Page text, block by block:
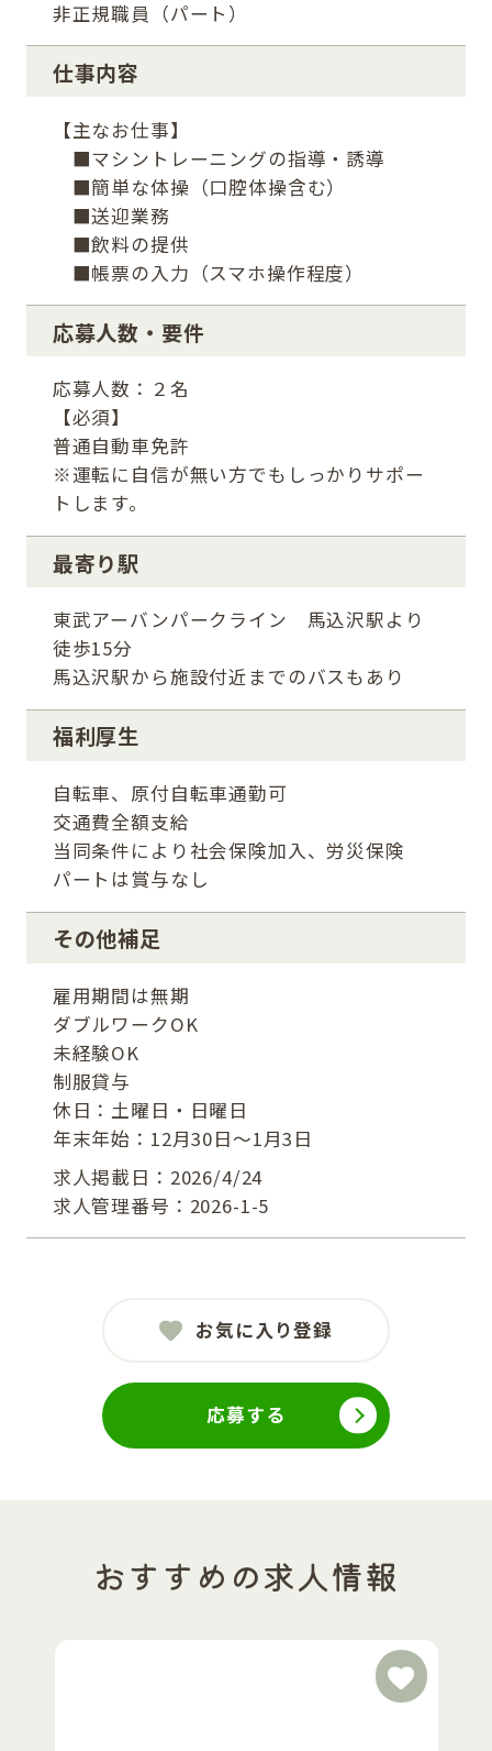
非正規職員（パート）
仕事内容
【主なお仕事】
■マシントレーニングの指導・誘導
■簡単な体操（口腔体操含む）
■送迎業務
■飲料の提供
■帳票の入力（スマホ操作程度）
応募人数・要件
応募人数：２名
【必須】
普通自動車免許
※運転に自信が無い方でもしっかりサポー
トします。
最寄り駅
東武アーバンパークライン 馬込沢駅より
徒歩15分
馬込沢駅から施設付近までのバスもあり
福利厚生
自転車、原付自転車通勤可
交通費全額支給
当同条件により社会保険加入、労災保険
パートは賞与なし
その他補足
雇用期間は無期
ダブルワークOK
未経験OK
制服貸与
休日：土曜日・日曜日
年末年始：12月30日～1月3日
求人掲載日：2026/4/24
求人管理番号：2026-1-5
お気に入り登録
応募する
おすすめの求人情報